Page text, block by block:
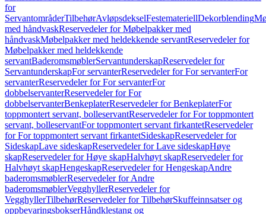
for
ServantområderTilbehørAvløpsdekselFestemateriellDekorblending
med håndvaskReservedeler for Møbelpakker med
håndvaskMøbelpakker med heldekkende servantReservedeler for
Møbelpakker med heldekkende
servantBaderomsmøblerServantunderskapReservedeler for
ServantunderskapFor servanterReservedeler for For servanterFor
servanterReservedeler for For servanterFor
dobbelservanterReservedeler for For
dobbelservanterBenkeplaterReservedeler for BenkeplaterFor
toppmontert servant, bolleservantReservedeler for For toppmontert
servant, bolleservantFor toppmontert servant firkantetReservedeler
for For toppmontert servant firkantetSideskapReservedeler for
SideskapLave sideskapReservedeler for Lave sideskapHøye
skapReservedeler for Høye skapHalvhøyt skapReservedeler for
Halvhøyt skapHengeskapReservedeler for HengeskapAndre
baderomsmøblerReservedeler for Andre
baderomsmøblerVegghyllerReservedeler for
VegghyllerTilbehørReservedeler for TilbehørSkuffeinnsatser og
oppbevaringsbokserHåndklestang og